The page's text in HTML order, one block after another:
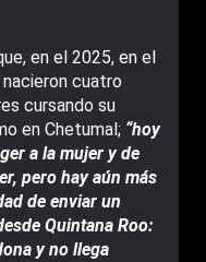
en el 2025, en el
cuatro
cursando su
en Chetumal; “hoy
a la mujer y de
pero hay aún más
de enviar un
Quintana Roo:
y no llega